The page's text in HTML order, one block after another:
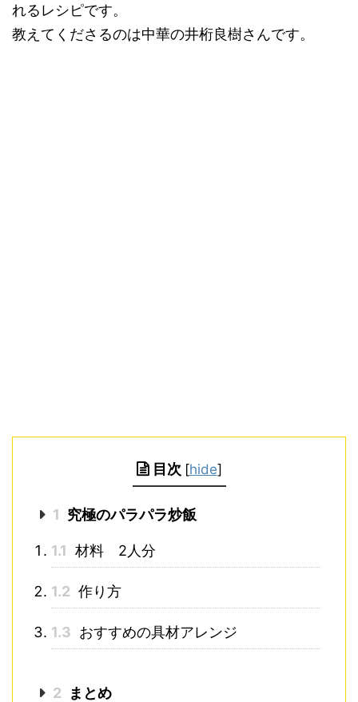
れるレシピです。
教えてくださるのは中華の井桁良樹さんです。
目次 [hide]
1 究極のパラパラ炒飯
1.1 材料 2人分
1.2 作り方
1.3 おすすめの具材アレンジ
2 まとめ